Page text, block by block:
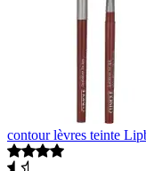
contour lèvres teinte